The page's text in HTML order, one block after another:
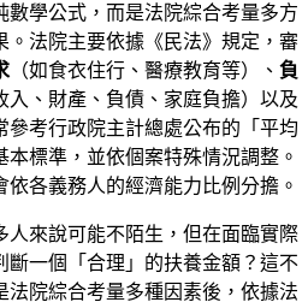
數學公式，而是法院綜合考量多方
。法院主要依據《民法》規定，審
（如食衣住行、醫療教育等）、 負
入、財產、負債、家庭負擔）以及
參考行政院主計總處公布的「平均
標準，並依個案特殊情況調整。
各義務人的經濟能力比例分擔。
人來說可能不陌生，但在面臨實際
斷一個「合理」的扶養金額？這不
法院綜合考量多種因素後，依據法